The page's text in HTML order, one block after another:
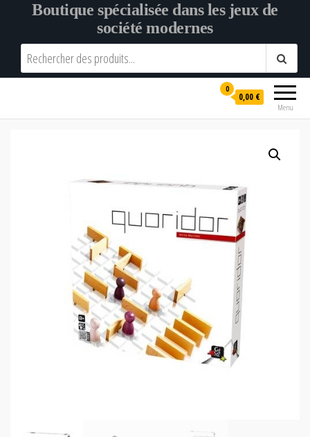
Boutique spécialisée dans les jeux de
société modernes
Menu
0
0,00 €